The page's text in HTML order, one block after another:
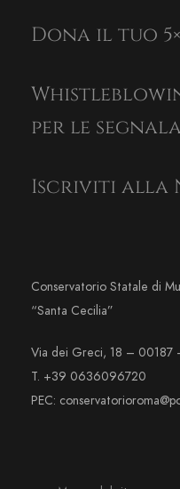
Dona il tuo
per le
Iscriviti alla
Conservatorio Statale di
“Santa Cecilia”
Via dei Greci, 18 – 00187
T. +39 0636096720
PEC: